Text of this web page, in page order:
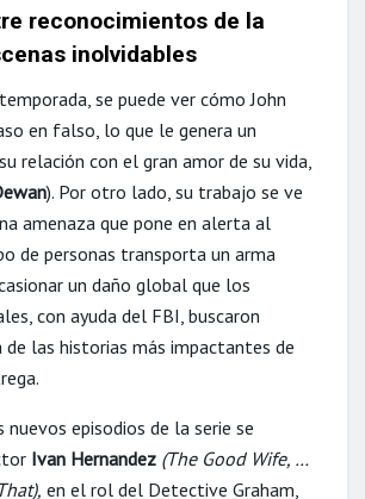
reconocimientos de la
inolvidables
se puede ver cómo John
en falso, lo que le genera un
relación con el gran amor de su vida,
). Por otro lado, su trabajo se ve
amenaza que pone en alerta al
de personas transporta un arma
un daño global que los
con ayuda del FBI, buscaron
de las historias más impactantes de
nuevos episodios de la serie se
Ivan Hernandez (The Good Wife, …
en el rol del Detective Graham,